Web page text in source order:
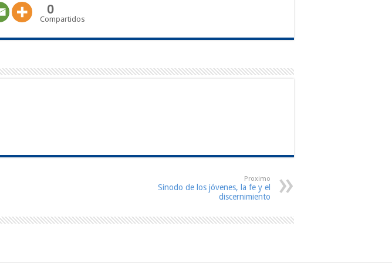
0
Compartidos
Proximo
Sinodo de los jóvenes, la fe y el
discernimiento